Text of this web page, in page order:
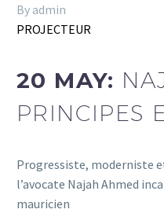
By admin
PROJECTEUR
20 MAY:
PRINCIPES
Progressiste, moderniste
l’avocate Najah Ahmed
mauricien